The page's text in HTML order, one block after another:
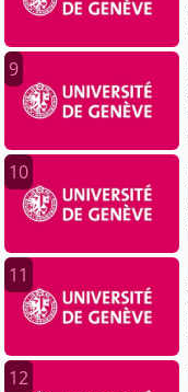
9
10
11
12